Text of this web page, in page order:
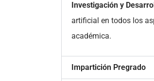
Investigación y
artificial en todos los
académica.
Impartición Pregrado